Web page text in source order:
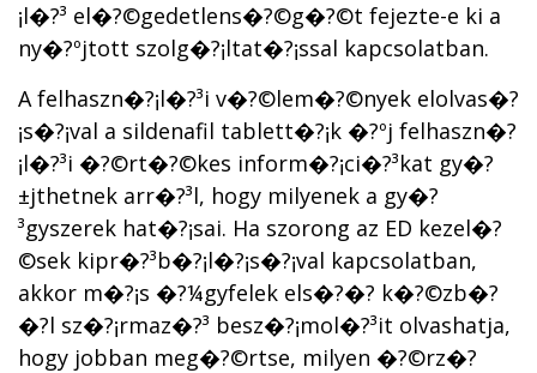
¡l�?³ el�?©gedetlens�?©g�?©t fejezte-e ki a
ny�?ºjtott szolg�?¡ltat�?¡ssal kapcsolatban.
A felhaszn�?¡l�?³i v�?©lem�?©nyek elolvas�?
¡s�?¡val a sildenafil tablett�?¡k �?ºj felhaszn�?
¡l�?³i �?©rt�?©kes inform�?¡ci�?³kat gy�?
±jthetnek arr�?³l, hogy milyenek a gy�?
³gyszerek hat�?¡sai. Ha szorong az ED kezel�?
©sek kipr�?³b�?¡l�?¡s�?¡val kapcsolatban,
akkor m�?¡s �?¼gyfelek els�?�? k�?©zb�?
�?l sz�?¡rmaz�?³ besz�?¡mol�?³it olvashatja,
hogy jobban meg�?©rtse, milyen �?©rz�?